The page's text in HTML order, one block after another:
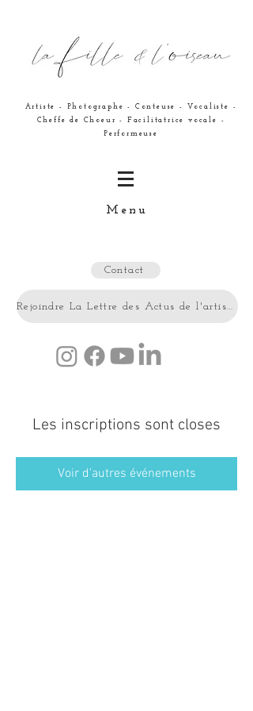
Artiste - Photographe - Conteuse - Vocaliste -
Cheffe de Choeur - Facilitatrice vocale -
Performeuse
Menu
Contact
Rejoindre La Lettre des Actus de l'artiste
Les inscriptions sont closes
Voir d'autres événements